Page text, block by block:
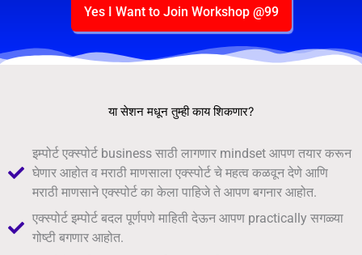
Yes I Want to Join Workshop @99
या सेशन मधून तुम्ही काय शिकणार?
इम्पोर्ट एक्स्पोर्ट business साठी लागणार mindset आपण तयार करून
घेणार आहोत व मराठी माणसाला एक्स्पोर्ट चे महत्व कळवून देणे आणि
मराठी माणसाने एक्स्पोर्ट का केला पाहिजे ते आपण बगनार आहोत.
एक्स्पोर्ट इम्पोर्ट बदल पूर्णपणे माहिती देऊन आपण practically सगळ्या
गोष्टी बगणार आहोत.